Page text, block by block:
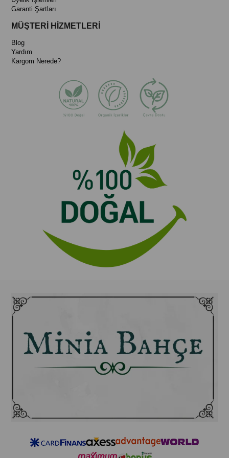
Garanti Şartları
MÜŞTERİ HİZMETLERİ
Blog
Yardım
Kargom Nerede?